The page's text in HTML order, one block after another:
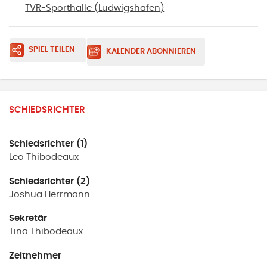
TVR-Sporthalle ( Ludwigshafen )
SPIEL TEILEN KALENDER ABONNIEREN
SCHIEDSRICHTER
Schiedsrichter (1)
Leo
Thibodeaux
Schiedsrichter (2)
Joshua Herrmann
Sekretär
Tina
Thibodeaux
Zeitnehmer